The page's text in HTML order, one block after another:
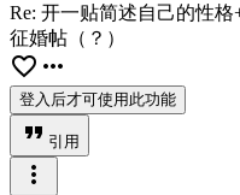
Re: 开一贴简述自己的性
征婚帖（？）
favorite_border more_horiz
登入后才可使用此功能
format_quote 引用
more_vert